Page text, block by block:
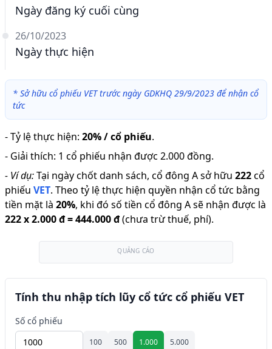
Ngày đăng ký cuối cùng
26/10/2023
Ngày thực hiện
* Sở hữu cổ phiếu VET trước ngày GDKHQ 29/9/2023 để nhận cổ
tức
-Tỷ lệ thực hiện: 20% / cổ phiếu.
- Giải thích: 1 cổ phiếu nhận được 2.000 đồng.
- Ví dụ:Tại ngày chốt danh sách, cổ đông A sở hữu 222cổ
phiếu VET. Theo tỷ lệ thực hiện quyền nhận cổ tức bằng
tiền mặt là 20%, khi đó số tiền cổ đông A sẽ nhận được là
222x2.000 đ=444.000 đ(chưa trừ thuế, phí).
QUẢNG CÁO
Tính thu nhập tích lũy cổ tức cổ phiếu VET
Số cổ phiếu
100 500 1.000 5.000